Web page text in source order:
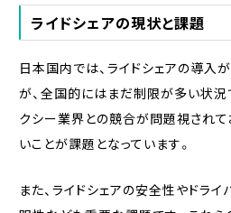
ライドシェアの現状と課題
日本国内では、ライドシェアの導入
が、全国的にはまだ制限が多い状況
クシー業界との競合が問題視されて
いことが課題となっています。
また、ライドシェアの安全性やドラ